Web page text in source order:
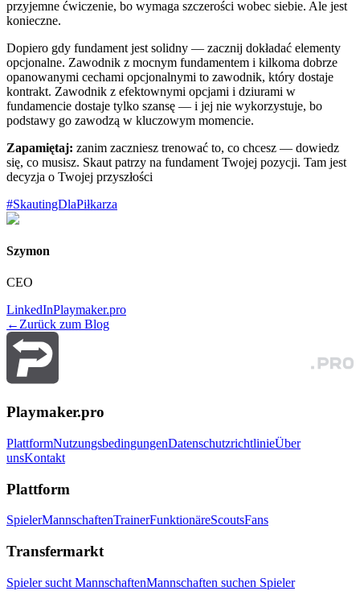
przyjemne ćwiczenie, bo wymaga szczerości wobec siebie. Ale jest
konieczne.
Dopiero gdy fundament jest solidny — zacznij dokładać elementy
opcjonalne. Zawodnik z mocnym fundamentem i kilkoma dobrze
opanowanymi cechami opcjonalnymi to zawodnik, który dostaje
kontrakt. Zawodnik z efektownymi opcjami i dziurami w
fundamencie dostaje tylko szansę — i jej nie wykorzystuje, bo
podstawy go zawodzą w kluczowym momencie.
Zapamiętaj: zanim zaczniesz trenować to, co chcesz — dowiedz
się, co musisz. Skaut patrzy na fundament Twojej pozycji. Tam jest
decyzja o Twojej przyszłości
#SkautingDlaPiłkarza
Szymon
CEO
LinkedInPlaymaker.pro
← Zurück zum Blog
Playmaker.pro
PlattformNutzungsbedingungenDatenschutzrichtlinieÜber
unsKontakt
Plattform
SpielerMannschaftenTrainerFunktionäreScoutsFans
Transfermarkt
Spieler sucht MannschaftenMannschaften suchen Spieler